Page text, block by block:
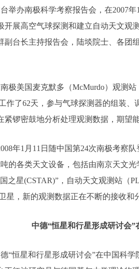
办南极科学考察报告会，在2007年
开展高空气球探测和建立自动天文观
副台长主持报告会，陆埮院士、各团
美国麦克默多（McMurdo）观测站
作了62天，参与气球探测器的组装
锣密鼓地分析处理观测数据，期望
1月11日随中国第24次南极考察队
的各类天文设备，包括由南京天文
之星(CSTAR)”，自动天文观测站（
星，新的观测数据正在不断的接收和
中德“恒星和行星形成研讨会”
恒星和行星形成研讨会”在中国科学